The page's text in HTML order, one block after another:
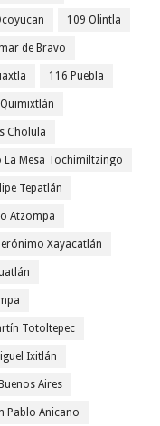
109 Olintla
de Bravo
116 Puebla
Cholula
La Mesa Tochimiltzingo
Tepatlán
Atzompa
Xayacatlán
Totoltepec
Ixitlán
Aires
Pablo Anicano